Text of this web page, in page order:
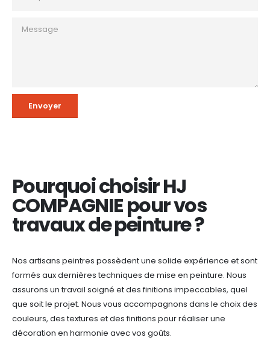
Pourquoi choisir HJ
COMPAGNIE pour vos
travaux de peinture ?
Nos artisans peintres possèdent une solide expérience et sont
formés aux dernières techniques de mise en peinture. Nous
assurons un travail soigné et des finitions impeccables, quel
que soit le projet. Nous vous accompagnons dans le choix des
couleurs, des textures et des finitions pour réaliser une
décoration en harmonie avec vos goûts.